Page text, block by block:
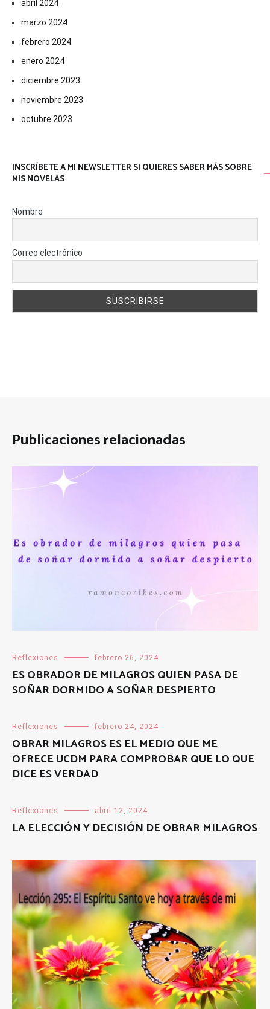
abril 2024
marzo 2024
febrero 2024
enero 2024
diciembre 2023
noviembre 2023
octubre 2023
INSCRÍBETE A MI NEWSLETTER SI QUIERES SABER MÁS SOBRE
MIS NOVELAS
Nombre
Correo electrónico
Publicaciones relacionadas
Reflexiones febrero 26, 2024
ES OBRADOR DE MILAGROS QUIEN PASA DE
SOÑAR DORMIDO A SOÑAR DESPIERTO
Reflexiones febrero 24, 2024
OBRAR MILAGROS ES EL MEDIO QUE ME
OFRECE UCDM PARA COMPROBAR QUE LO QUE
DICE ES VERDAD
Reflexiones abril 12, 2024
LA ELECCIÓN Y DECISIÓN DE OBRAR MILAGROS